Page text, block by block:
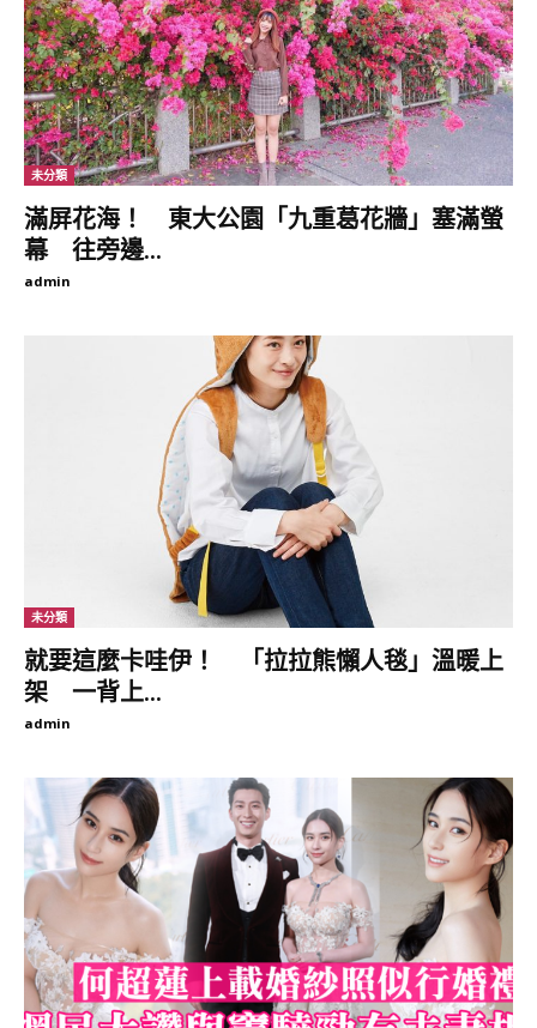
在《愛‧回家之開心速遞》飾演朱凌凌的22歲吳偉豪，憑角色成功
入屋，加上靚仔、身形Fit爆及陽光笑容，成為不少女仔心目中的男
神。
【全體師生難過悲痛】17歲名校生學校墮樓 倒臥操場亡
http://mybblink.online/k/EEajE
近日吳偉豪在社交網分享到酒店Staycation的照片，卻只有單人及
美食相，未知是誰操刀拍攝？
未分類
滿屏花海！ 東大公園「九重葛花牆」塞滿螢
幕 往旁邊...
admin
未分類
就要這麼卡哇伊！ 「拉拉熊懶人毯」溫暖上
架 一背上...
admin